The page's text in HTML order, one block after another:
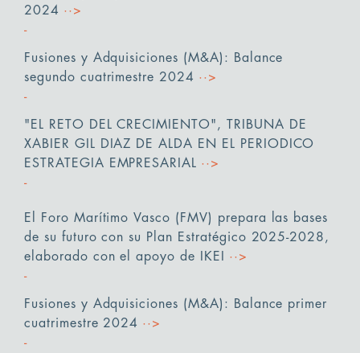
2024 ··>
Fusiones y Adquisiciones (M&A): Balance
segundo cuatrimestre 2024 ··>
"EL RETO DEL CRECIMIENTO", TRIBUNA DE
XABIER GIL DIAZ DE ALDA EN EL PERIODICO
ESTRATEGIA EMPRESARIAL ··>
El Foro Marítimo Vasco (FMV) prepara las bases
de su futuro con su Plan Estratégico 2025-2028,
elaborado con el apoyo de IKEI
··>
Fusiones y Adquisiciones (M&A): Balance primer
cuatrimestre 2024 ··>